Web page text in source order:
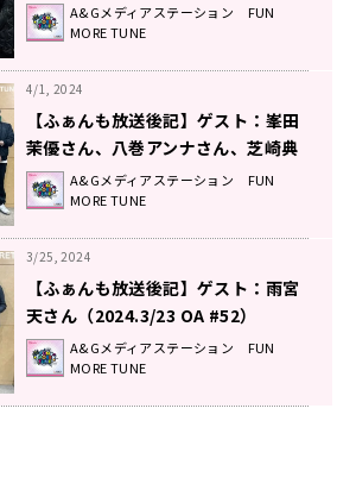
A&Gメディアステーション FUN
MORE TUNE
4/1, 2024
【ふぁんも放送後記】ゲスト：峯田
茉優さん、八巻アンナさん、芝崎典
子さん（2024.3/30 OA #53）
A&Gメディアステーション FUN
MORE TUNE
3/25, 2024
【ふぁんも放送後記】ゲスト：雨宮
天さん（2024.3/23 OA #52）
A&Gメディアステーション FUN
MORE TUNE